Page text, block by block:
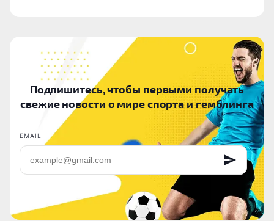
Подпишитесь, чтобы первыми получать
свежие новости о мире спорта и гемблинга
EMAIL